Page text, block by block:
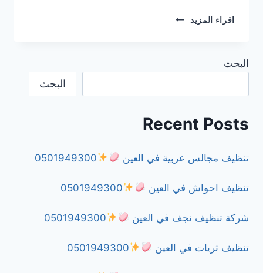
اقراء المزيد
شركة
البحث
البحث
Recent Posts
تنظيف مجالس عربية في العين 0501949300
تنظيف احواش في العين 0501949300
شركة تنظيف نجف في العين 0501949300
تنظيف ثريات في العين 0501949300